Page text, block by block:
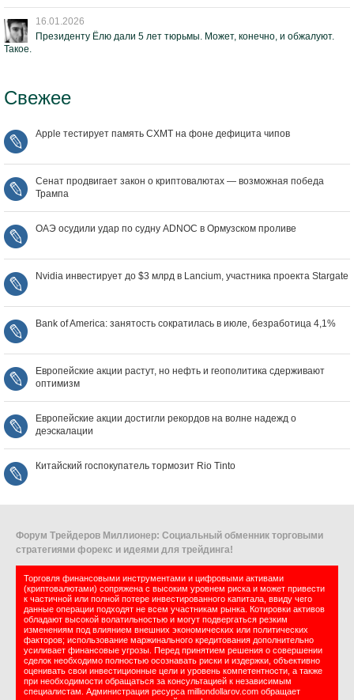
16.01.2026
Президенту Ёлю дали 5 лет тюрьмы. Может, конечно, и обжалуют.
Такое.
Свежее
Apple тестирует память CXMT на фоне дефицита чипов
Сенат продвигает закон о криптовалютах — возможная победа
Трампа
ОАЭ осудили удар по судну ADNOC в Ормузском проливе
Nvidia инвестирует до $3 млрд в Lancium, участника проекта Stargate
Bank of America: занятость сократилась в июле, безработица 4,1%
Европейские акции растут, но нефть и геополитика сдерживают
оптимизм
Европейские акции достигли рекордов на волне надежд о
деэскалации
Китайский госпокупатель тормозит Rio Tinto
Форум Трейдеров Миллионер: Социальный обменник торговыми
стратегиями форекс и идеями для трейдинга!
Торговля финансовыми инструментами и цифровыми активами
(криптовалютами) сопряжена с высоким уровнем риска и может привести
к частичной или полной потере инвестированного капитала, ввиду чего
данные операции подходят не всем участникам рынка. Котировки активов
обладают высокой волатильностью и могут подвергаться резким
изменениям под влиянием внешних экономических или политических
факторов; использование маржинального кредитования дополнительно
усиливает финансовые угрозы. Перед принятием решения о совершении
сделок необходимо полностью осознавать риски и издержки, объективно
оценивать свои инвестиционные цели и уровень компетентности, а также
при необходимости обращаться за консультацией к независимым
специалистам. Администрация ресурса milliondollarov.com обращает